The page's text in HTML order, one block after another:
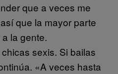
que a veces me
que la mayor parte
la gente.
sexis. Si bailas
«A veces hasta